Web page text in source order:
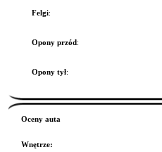
Felgi:
Opony przód:
Opony tył:
Oceny auta
Wnętrze: